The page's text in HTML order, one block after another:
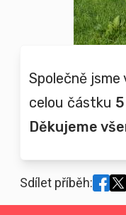
Společně jsme
celou částku
Děkujeme
Sdílet příběh: